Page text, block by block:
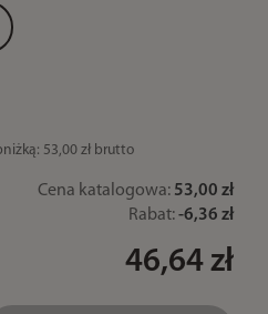
53,00 zł brutto
Cena katalogowa: 53,00 zł
Rabat:-6,36 zł
46,64 zł